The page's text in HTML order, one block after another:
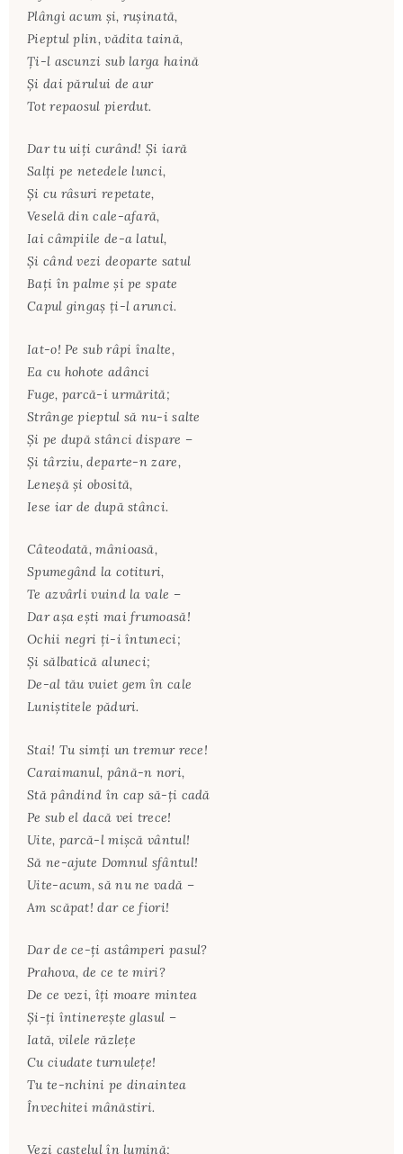
Plângi acum şi, ruşinată,
Pieptul plin, vădita taină,
Ţi-l ascunzi sub larga haină
Şi dai părului de aur
Tot repaosul pierdut.
Dar tu uiţi curând! Şi iară
Salţi pe netedele lunci,
Şi cu râsuri repetate,
Veselă din cale-afară,
Iai câmpiile de-a latul,
Şi când vezi deoparte satul
Baţi în palme şi pe spate
Capul gingaş ţi-l arunci.
Iat-o! Pe sub râpi înalte,
Ea cu hohote adânci
Fuge, parcă-i urmărită;
Strânge pieptul să nu-i salte
Şi pe după stânci dispare –
Şi târziu, departe-n zare,
Leneşă şi obosită,
Iese iar de după stânci.
Câteodată, mânioasă,
Spumegând la cotituri,
Te azvârli vuind la vale –
Dar aşa eşti mai frumoasă!
Ochii negri ţi-i întuneci;
Şi sălbatică aluneci;
De-al tău vuiet gem în cale
Luniştitele păduri.
Stai! Tu simţi un tremur rece!
Caraimanul, până-n nori,
Stă pândind în cap să-ţi cadă
Pe sub el dacă vei trece!
Uite, parcă-l mişcă vântul!
Să ne-ajute Domnul sfântul!
Uite-acum, să nu ne vadă –
Am scăpat! dar ce fiori!
Dar de ce-ţi astâmperi pasul?
Prahova, de ce te miri?
De ce vezi, îţi moare mintea
Şi-ţi întinereşte glasul –
Iată, vilele răzleţe
Cu ciudate turnuleţe!
Tu te-nchini pe dinaintea
Învechitei mânăstiri.
Vezi castelul în lumină;